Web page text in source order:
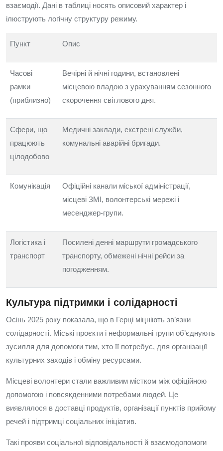
взаємодії. Дані в таблиці носять описовий характер і
ілюструють логічну структуру режиму.
Пункт Опис
Часові
рамки
(приблизно)
Вечірні й нічні години, встановлені
місцевою владою з урахуванням сезонного
скорочення світлового дня.
Сфери, що
працюють
цілодобово
Медичні заклади, екстрені служби,
комунальні аварійні бригади.
Комунікація
Офіційні канали міської адміністрації,
місцеві ЗМІ, волонтерські мережі і
месенджер-групи.
Логістика і
транспорт
Посилені денні маршрути громадського
транспорту, обмежені нічні рейси за
погодженням.
Культура підтримки і солідарності
Осінь 2025 року показала, що в Герці міцніють зв’язки
солідарності. Міські проєкти і неформальні групи об’єднують
зусилля для допомоги тим, хто її потребує, для організації
культурних заходів і обміну ресурсами.
Місцеві волонтери стали важливим містком між офіційною
допомогою і повсякденними потребами людей. Це
виявлялося в доставці продуктів, організації пунктів прийому
речей і підтримці соціальних ініціатив.
Такі прояви соціальної відповідальності й взаємодопомоги